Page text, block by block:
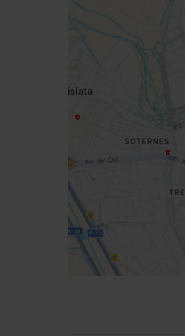
Direccions
sidebar